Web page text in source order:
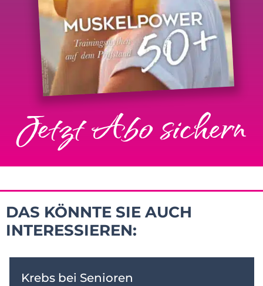
Jetzt Abo sichern
DAS KÖNNTE SIE AUCH
INTERESSIEREN:
Krebs bei Senioren